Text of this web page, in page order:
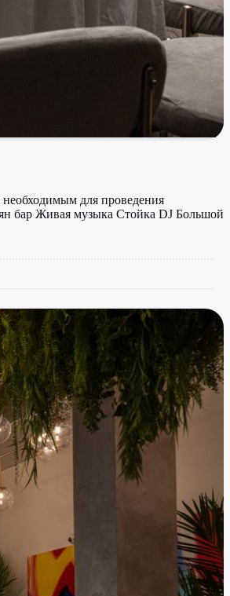
для проведения
бар Живая музыка Стойка DJ Большой